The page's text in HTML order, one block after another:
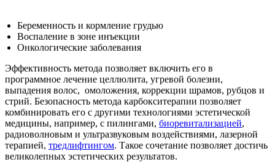
Беременность и кормление грудью
Воспаление в зоне инъекции
Онкологические заболевания
Эффективность метода позволяет включить его в
программное лечение целлюлита, угревой болезни,
выпадения волос, омоложения, коррекции шрамов, рубцов и
стрий. Безопасность метода карбокситерапии позволяет
комбинировать его с другими технологиями эстетической
медицины, например, с пилингами, биоревитализацией,
радиоволновым и ультразвуковым воздействиями, лазерной
терапией, тредлифтингом. Такое сочетание позволяет достичь
великолепных эстетических результатов.